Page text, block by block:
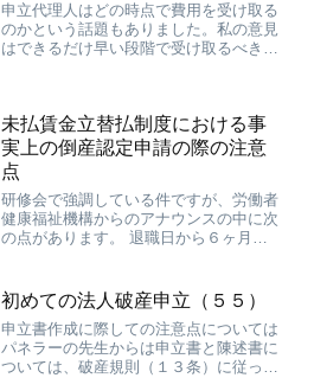
申立代理人はどの時点で費用を受け取る
のかという話題もありました。私の意見
はできるだけ早い段階で受け取るべきと
が良いですか。」と聞かれ...
未払賃金立替払制度における事
実上の倒産認定申請の際の注意
点
研修会で強調している件ですが、労働者
健康福祉機構からのアナウンスの中に次
の点があります。 退職日から６ヶ月以
立替払の対象となる労働者は、破産手続
開始等の申立日（または事...
初めての法人破産申立（５５）
申立書作成に際しての注意点については
パネラーの先生からは申立書と陳述書に
ついては、破産規則（１３条）に従っ